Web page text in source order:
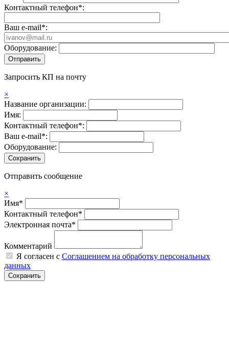
Контактный телефон*:
Ваш e-mail*:
Оборудование:
Запросить КП на почту
×
Название организации:
Имя:
Контактный телефон*:
Ваш e-mail*:
Оборудование:
Отправить сообщение
×
Имя*
Контактный телефон*
Электронная почта*
Комментарий
Я согласен с Соглашением на обработку персональных
данных